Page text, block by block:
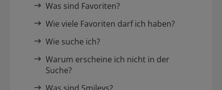
Was sind Favoriten?
Wie viele Favoriten darf ich haben?
Wie suche ich?
Warum erscheine ich nicht in der
Suche?